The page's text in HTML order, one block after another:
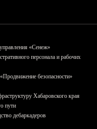
«Сенеж»
персонала и рабочих
безопасности»
Хабаровского края
пути
дебаркадеров